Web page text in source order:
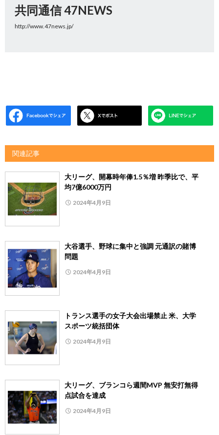
共同通信 47NEWS
http://www.47news.jp/
関連記事
大リーグ、開幕時年俸1.5％増 昨季比で、平
均7億6000万円
2024年4月9日
大谷選手、野球に集中と強調 元通訳の賭博
問題
2024年4月9日
トランス選手の女子大会出場禁止 米、大学
スポーツ統括団体
2024年4月9日
大リーグ、ブランコら週間MVP 無安打無得
点試合を達成
2024年4月9日